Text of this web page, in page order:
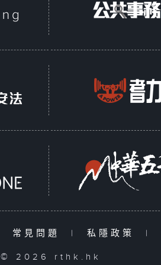
常見問題 | 私隱政策 |
© 2026 rthk.hk